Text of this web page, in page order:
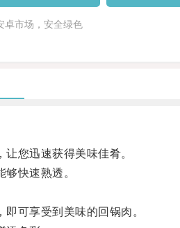
卓市场，安全绿色
您迅速获得美味佳肴。
快速熟透。
可享受到美味的回锅肉。